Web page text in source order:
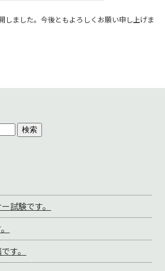
しました。今後ともよろしくお願い申し上げま
試験です。
す。